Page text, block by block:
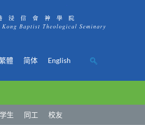
體 简体 English
学生 同工 校友